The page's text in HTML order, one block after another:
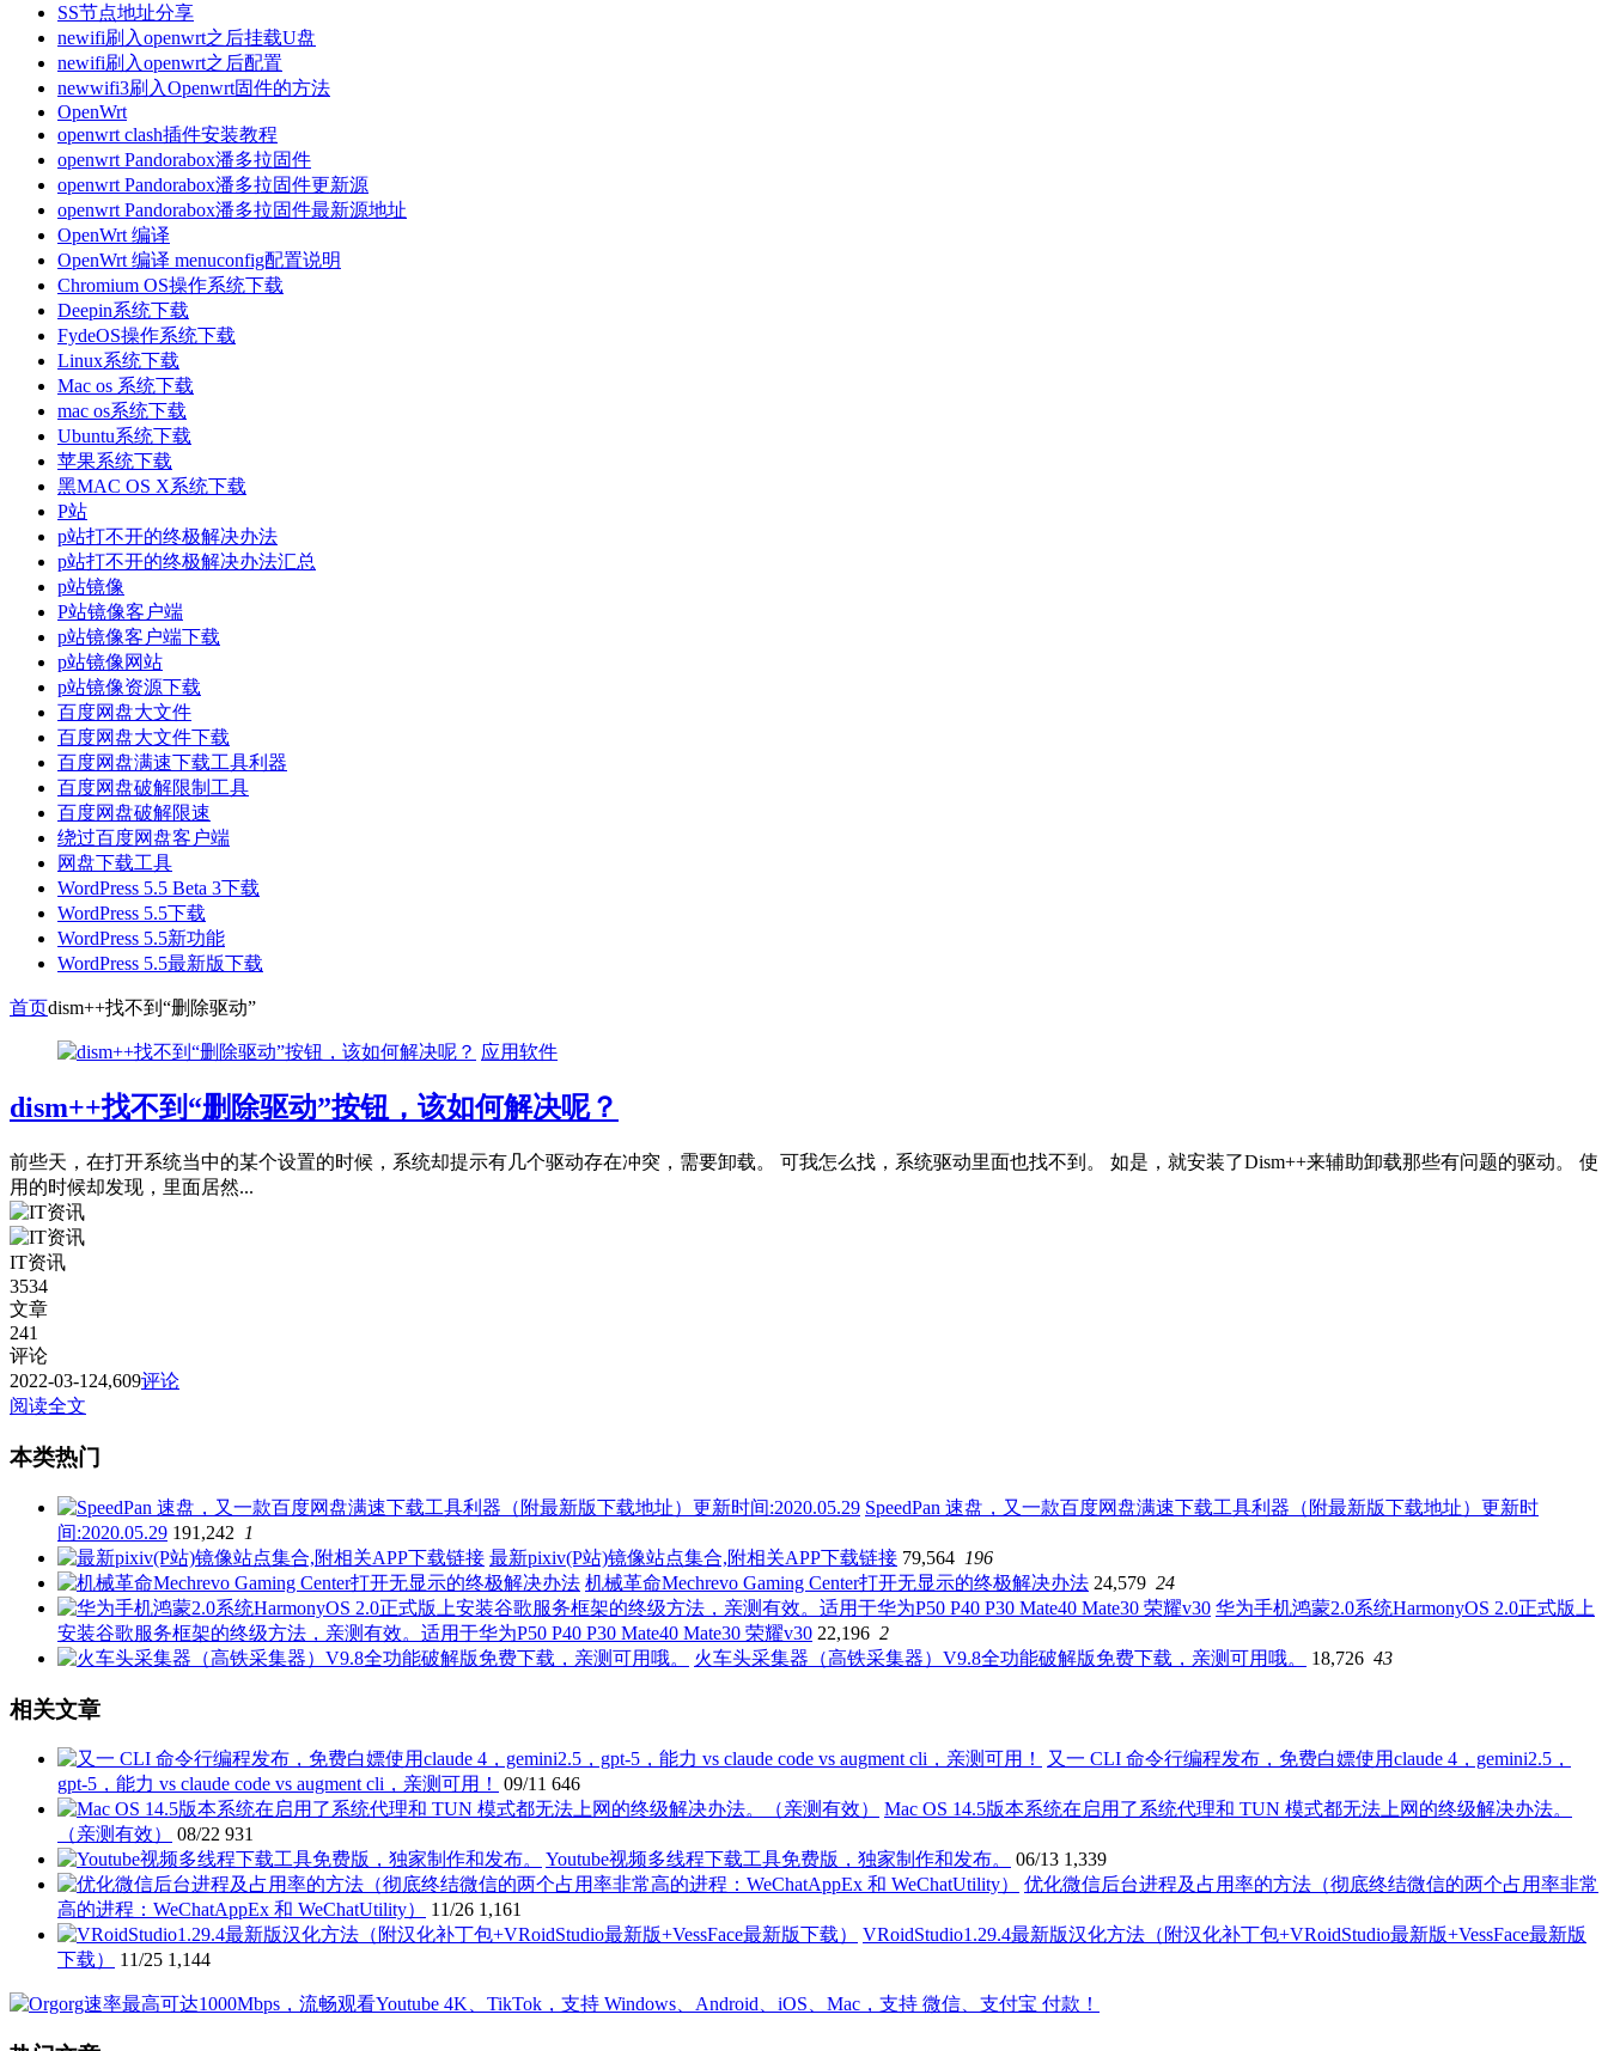
SS节点地址分享
newifi刷入openwrt之后挂载U盘
newifi刷入openwrt之后配置
newwifi3刷入Openwrt固件的方法
OpenWrt
openwrt clash插件安装教程
openwrt Pandorabox潘多拉固件
openwrt Pandorabox潘多拉固件更新源
openwrt Pandorabox潘多拉固件最新源地址
OpenWrt 编译
OpenWrt 编译 menuconfig配置说明
Chromium OS操作系统下载
Deepin系统下载
FydeOS操作系统下载
Linux系统下载
Mac os 系统下载
mac os系统下载
Ubuntu系统下载
苹果系统下载
黑MAC OS X系统下载
P站
p站打不开的终极解决办法
p站打不开的终极解决办法汇总
p站镜像
P站镜像客户端
p站镜像客户端下载
p站镜像网站
p站镜像资源下载
百度网盘大文件
百度网盘大文件下载
百度网盘满速下载工具利器
百度网盘破解限制工具
百度网盘破解限速
绕过百度网盘客户端
网盘下载工具
WordPress 5.5 Beta 3下载
WordPress 5.5下载
WordPress 5.5新功能
WordPress 5.5最新版下载
首页dism++找不到“删除驱动”
应用软件
dism++找不到“删除驱动”按钮，该如何解决呢？
前些天，在打开系统当中的某个设置的时候，系统却提示有几个驱动存在冲突，需要卸载。 可我怎么找，系统驱动里面也找不到。 如是，就安装了Dism++来辅助卸载那些有问题的驱动。 使
用的时候却发现，里面居然...
IT资讯
3534
文章
241
评论
2022-03-124,609评论
阅读全文
本类热门
SpeedPan 速盘，又一款百度网盘满速下载工具利器（附最新版下载地址）更新时
间:2020.05.29 191,242
1
最新pixiv(P站)镜像站点集合,附相关APP下载链接 79,564 196
机械革命Mechrevo Gaming Center打开无显示的终极解决办法 24,579 24
华为手机鸿蒙2.0系统HarmonyOS 2.0正式版上
安装谷歌服务框架的终级方法，亲测有效。适用于华为P50 P40 P30 Mate40 Mate30 荣耀v30 22,196 2
火车头采集器（高铁采集器）V9.8全功能破解版免费下载，亲测可用哦。
18,726 43
相关文章
又一 CLI 命令行编程发布，免费白嫖使用claude 4，gemini2.5，
gpt-5，能力 vs claude code vs augment cli，亲测可用！
09/11 646
Mac OS 14.5版本系统在启用了系统代理和 TUN 模式都无法上网的终级解决办法。
（亲测有效）
08/22 931
Youtube视频多线程下载工具免费版，独家制作和发布。
06/13 1,339
优化微信后台进程及占用率的方法（彻底终结微信的两个占用率非常
高的进程：WeChatAppEx 和 WeChatUtility）
11/26 1,161
VRoidStudio1.29.4最新版汉化方法（附汉化补丁包+VRoidStudio最新版+VessFace最新版
下载）
11/25 1,144